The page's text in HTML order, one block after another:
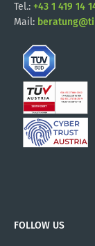
Tel.: +43 1 419 14
Mail:
FOLLOW US